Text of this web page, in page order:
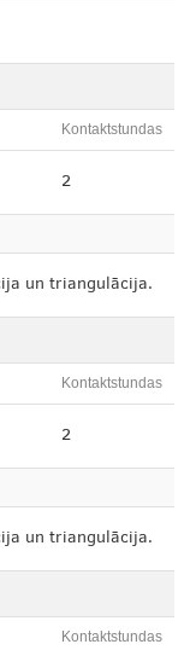
Kontaktstundas
2
un triangulācija.
Kontaktstundas
2
un triangulācija.
Kontaktstundas